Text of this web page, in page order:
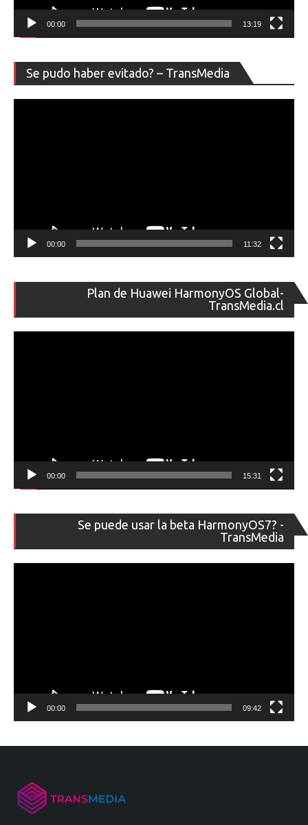
00:00 13:19
Se pudo haber evitado? – TransMedia
de
00:00 11:32
Plan de Huawei HarmonyOS Global-
TransMedia.cl
de
00:00 15:31
Se puede usar la beta HarmonyOS7? -
TransMedia
de
00:00 09:42